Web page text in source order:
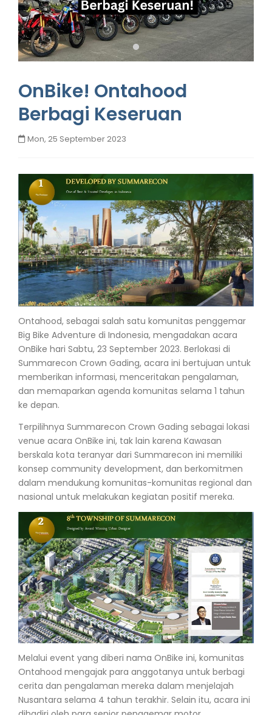
OnBike! Ontahood
Berbagi Keseruan
Mon, 25 September 2023
Ontahood, sebagai salah satu komunitas penggemar
Big Bike Adventure di Indonesia, mengadakan acara
OnBike hari Sabtu, 23 September 2023. Berlokasi di
Summarecon Crown Gading, acara ini bertujuan untuk
memberikan informasi, menceritakan pengalaman,
dan memaparkan agenda komunitas selama 1 tahun
ke depan.
Terpilihnya Summarecon Crown Gading sebagai lokasi
venue acara OnBike ini, tak lain karena Kawasan
berskala kota teranyar dari Summarecon ini memiliki
konsep community development, dan berkomitmen
dalam mendukung komunitas-komunitas regional dan
nasional untuk melakukan kegiatan positif mereka.
Melalui event yang diberi nama OnBike ini, komunitas
Ontahood mengajak para anggotanya untuk berbagi
cerita dan pengalaman mereka dalam menjelajah
Nusantara selama 4 tahun terakhir. Selain itu, acara ini